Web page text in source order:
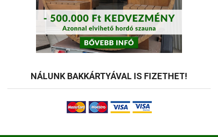
NÁLUNK BAKKÁRTYÁVAL IS FIZETHET!